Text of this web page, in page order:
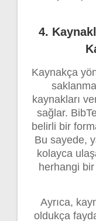
4.
Kaynakça
kaynakları
sağlar.
belirli bir
Bu sayede,
kolayca
herhangi
Ayrıca,
oldukça